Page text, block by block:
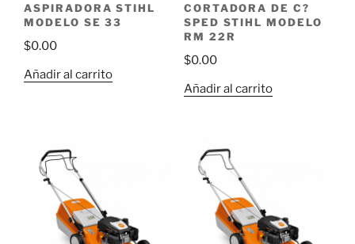
ASPIRADORA STIHL
MODELO SE 33
$0.00
Añadir al carrito
CORTADORA DE C?
SPED STIHL MODELO
RM 22R
$0.00
Añadir al carrito